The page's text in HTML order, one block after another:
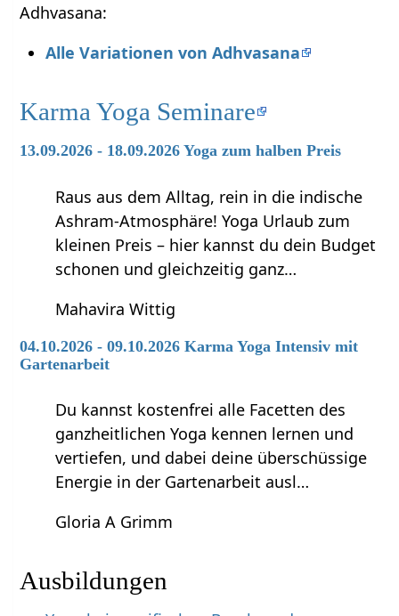
Adhvasana:
Alle Variationen von Adhvasana
Karma Yoga Seminare
13.09.2026 - 18.09.2026 Yoga zum halben Preis
Raus aus dem Alltag, rein in die indische
Ashram-Atmosphäre! Yoga Urlaub zum
kleinen Preis – hier kannst du dein Budget
schonen und gleichzeitig ganz…
Mahavira Wittig
04.10.2026 - 09.10.2026 Karma Yoga Intensiv mit
Gartenarbeit
Du kannst kostenfrei alle Facetten des
ganzheitlichen Yoga kennen lernen und
vertiefen, und dabei deine überschüssige
Energie in der Gartenarbeit ausl…
Gloria A Grimm
Ausbildungen